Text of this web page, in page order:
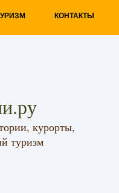
КОНТАКТЫ
курорты,
туризм